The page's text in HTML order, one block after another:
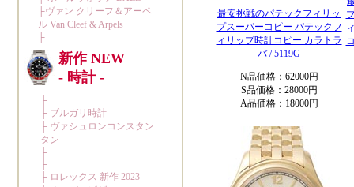
最安挑戦のパテックフィリッ
プスーパーコピー パテックフ
ィリップ時計コピー カラトラ
バ / 5119G
N品価格：62000円
S品価格：28000円
A品価格：18000円